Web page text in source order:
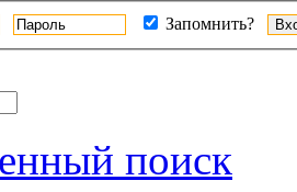
Запомнить?
поиск